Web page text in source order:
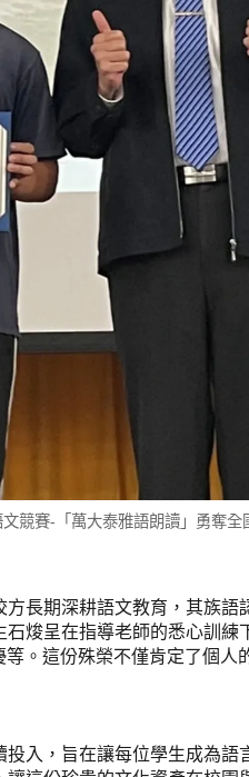
競賽-「萬大泰雅語朗讀」勇奪全
長期深耕語文教育，其族
焌呈在指導老師的悉心訓練
。這份殊榮不僅肯定了個人
入，旨在讓每位學生成為